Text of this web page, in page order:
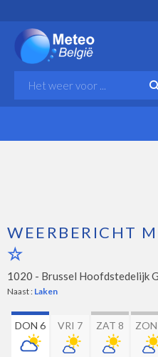
WEERBERICHT
1020 - Brussel Hoofdstedelijk
Naast : Laken
DON 6 VRI 7 ZAT 8